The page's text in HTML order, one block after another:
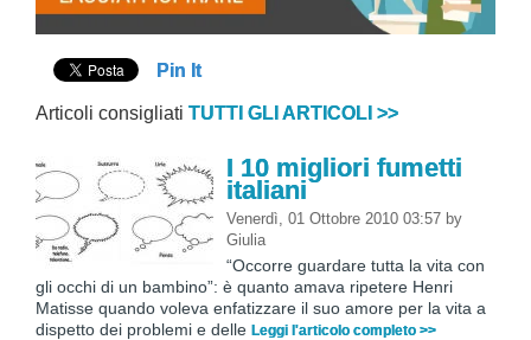
Pin It
Articoli consigliati TUTTI GLI ARTICOLI >>
I 10 migliori fumetti
italiani
Venerdì, 01 Ottobre 2010 03:57 by
Giulia
“Occorre guardare tutta la vita con
gli occhi di un bambino”: è quanto amava ripetere Henri
Matisse quando voleva enfatizzare il suo amore per la vita a
dispetto dei problemi e delle Leggi l'articolo completo >>